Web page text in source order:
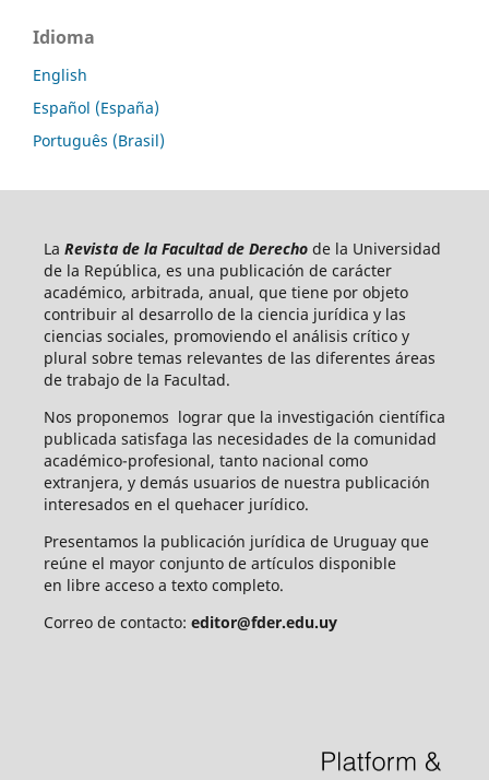
Idioma
English
Español (España)
Português (Brasil)
La Revista de la Facultad de Derecho de la Universidad
de la República, es una publicación de carácter
académico, arbitrada, anual, que tiene por objeto
contribuir al desarrollo de la ciencia jurídica y las
ciencias sociales, promoviendo el análisis crítico y
plural sobre temas relevantes de las diferentes áreas
de trabajo de la Facultad.
Nos proponemos lograr que la investigación científica
publicada satisfaga las necesidades de la comunidad
académico-profesional, tanto nacional como
extranjera, y demás usuarios de nuestra publicación
interesados en el quehacer jurídico.
Presentamos la publicación jurídica de Uruguay que
reúne el mayor conjunto de artículos disponible
en libre acceso a texto completo.
Correo de contacto: editor@fder.edu.uy